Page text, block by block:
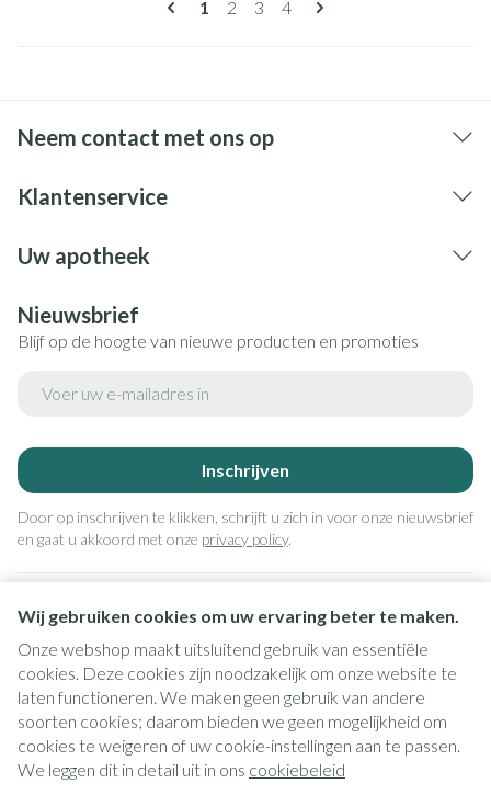
Wij gebruiken cookies om uw ervaring beter te maken.
Onze webshop maakt uitsluitend gebruik van essentiële
cookies. Deze cookies zijn noodzakelijk om onze website te
laten functioneren. We maken geen gebruik van andere
soorten cookies; daarom bieden we geen mogelijkheid om
cookies te weigeren of uw cookie-instellingen aan te passen.
We leggen dit in detail uit in ons cookiebeleid
U lees momenteel pagina
1 Pagina
2 Pagina
3 Pagina
4
Neem contact met ons op
Klantenservice
Uw apotheek
Nieuwsbrief
Blijf op de hoogte van nieuwe producten en promoties
Inschrijven
Door op inschrijven te klikken, schrijft u zich in voor onze nieuwsbrief
en gaat u akkoord met onze privacy policy.
Juridische links